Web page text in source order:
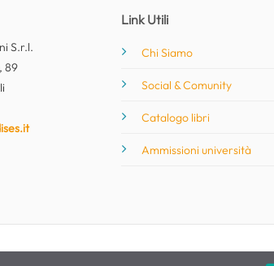
S.r.l.
89
Link Utili
Chi Siamo
Social & Comunity
Catalogo libri
Ammissioni università